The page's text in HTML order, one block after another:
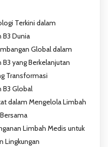
Terkini dalam
Dunia
Global dalam
yang Berkelanjutan
Transformasi
B3 Global
dalam Mengelola Limbah
Limbah Medis untuk
Lingkungan